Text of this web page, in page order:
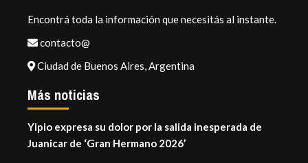
Encontrá toda la información que necesitás al instante.
contacto@
Ciudad de Buenos Aires, Argentina
Más noticias
Yipio expresa su dolor por la salida inesperada de
Juanicar de ‘Gran Hermano 2026’